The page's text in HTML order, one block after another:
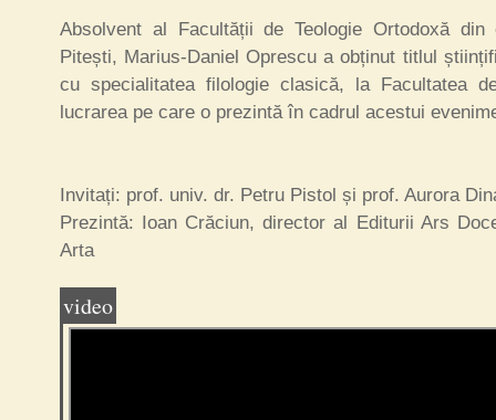
Absolvent al Facultății de Teologie Ortodoxă
Pitești, Marius-Daniel Oprescu a obținut titlul
cu specialitatea filologie clasică, la Facultatea
lucrarea pe care o prezintă în cadrul acestui
Invitați: prof. univ. dr. Petru Pistol și prof. Aurora
Prezintă: Ioan Crăciun, director al Editurii Ars
Arta
video